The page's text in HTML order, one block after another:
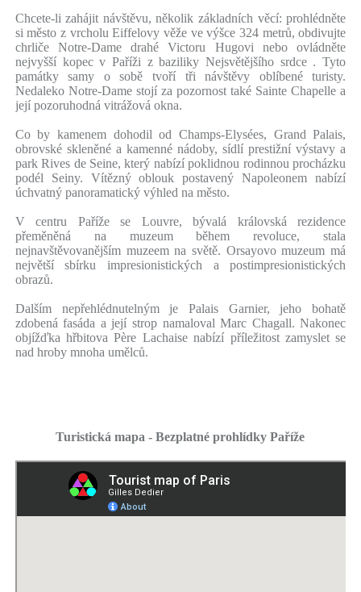
Chcete-li zahájit návštěvu, několik základních věcí: prohlédněte
si město z vrcholu Eiffelovy věže ve výšce 324 metrů, obdivujte
chrliče Notre-Dame drahé Victoru Hugovi nebo ovládněte
nejvyšší kopec v Paříži z baziliky Nejsvětějšího srdce . Tyto
památky samy o sobě tvoří tři návštěvy oblíbené turisty.
Nedaleko Notre-Dame stojí za pozornost také Sainte Chapelle a
její pozoruhodná vitrážová okna.
Co by kamenem dohodil od Champs-Elysées, Grand Palais,
obrovské skleněné a kamenné nádoby, sídlí prestižní výstavy a
park Rives de Seine, který nabízí poklidnou rodinnou procházku
podél Seiny. Vítězný oblouk postavený Napoleonem nabízí
úchvatný panoramatický výhled na město.
V centru Paříže se Louvre, bývalá královská rezidence
přeměněná na muzeum během revoluce, stala
nejnavštěvovanějším muzeem na světě. Orsayovo muzeum má
největší sbírku impresionistických a postimpresionistických
obrazů.
Dalším nepřehlédnutelným je Palais Garnier, jeho bohatě
zdobená fasáda a její strop namaloval Marc Chagall. Nakonec
objížďka hřbitova Père Lachaise nabízí příležitost zamyslet se
nad hroby mnoha umělců.
Turistická mapa - Bezplatné prohlídky Paříže